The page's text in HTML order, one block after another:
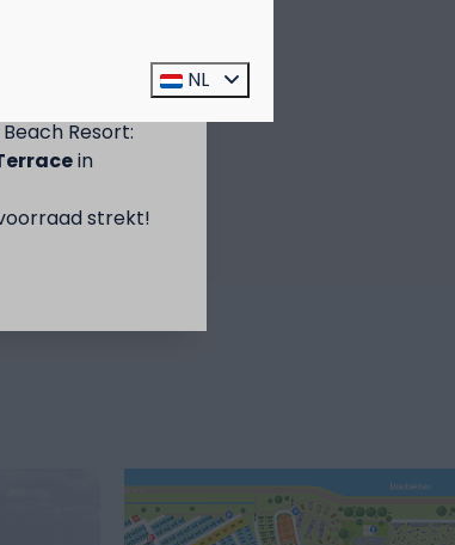
de mosselprijs
Resort:
in
strekt!
NL